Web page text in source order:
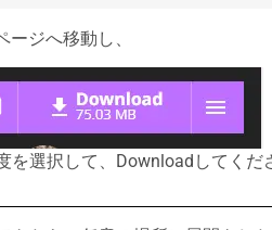
ージへ移動し、
を選択して、Downloadしてくだ